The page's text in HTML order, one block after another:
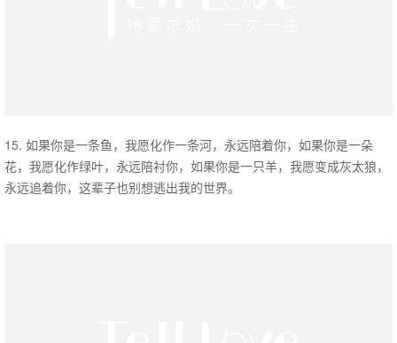
15. 如果你是一条鱼，我愿化作一条河，永远陪着你，如果你是一朵
花，我愿化作绿叶，永远陪衬你，如果你是一只羊，我愿变成灰太狼，
永远追着你，这辈子也别想逃出我的世界。